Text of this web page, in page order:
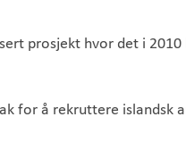
prosjekt hvor det i
for å rekruttere islandsk